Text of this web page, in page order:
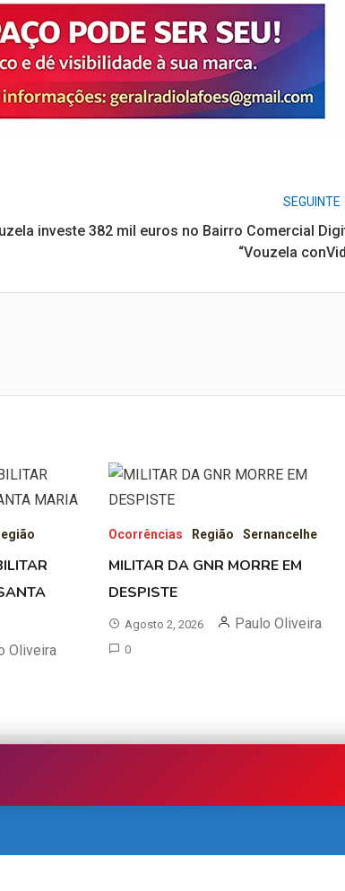
SEGUINTE
investe 382 mil euros no Bairro Comercial
“Vouzela
Oliveira
Ocorrências Região Sernancelhe
MILITAR DA GNR MORRE EM
DESPISTE
Agosto 2, 2026 Paulo Oliveira
0